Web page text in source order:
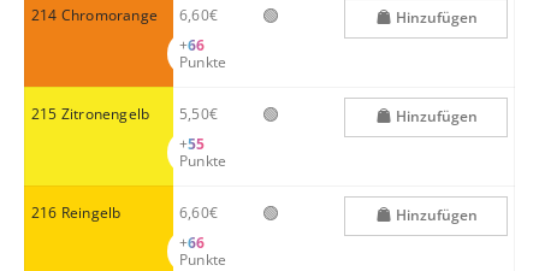
214 Chromorange
6,60€
+66
Punkte
🟢 Hinzufügen
215 Zitronengelb
5,50€
+55
Punkte
🟢 Hinzufügen
216 Reingelb
6,60€
+66
Punkte
🟢 Hinzufügen